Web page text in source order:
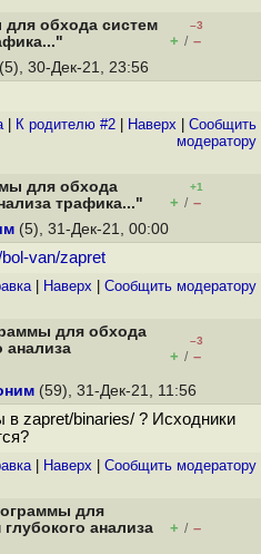
обхода систем
–3
+ / –
(5), 30-Дек-21, 23:56
| К родителю #2 Наверх
Cообщить
модератору
для обхода
трафика..."
+1
+ / –
(5), 31-Дек-21, 00:00
van/zapret
| Наверх Cообщить модератору
для обхода
анализа
–3
+ / –
(59), 31-Дек-21, 11:56
в zapret/binaries/ ? Исходники
| Наверх Cообщить модератору
для
анализа
+ / –